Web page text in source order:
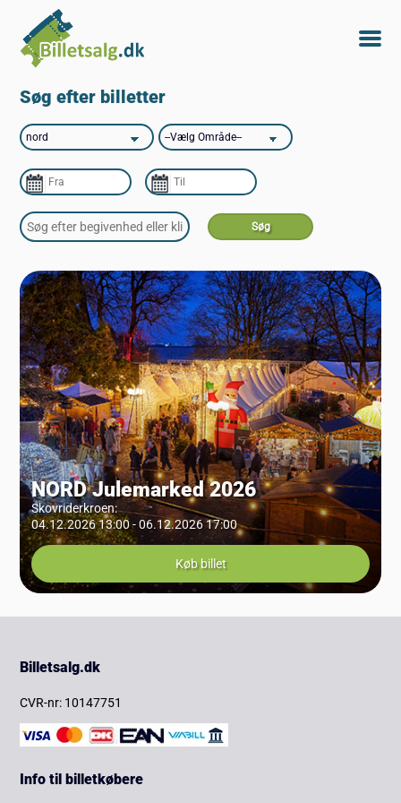
Søg efter billetter
NORD Julemarked 2026
Skovriderkroen:
04.12.2026 13:00 - 06.12.2026 17:00
Køb billet
Billetsalg.dk
CVR-nr: 10147751
Info til billetkøbere